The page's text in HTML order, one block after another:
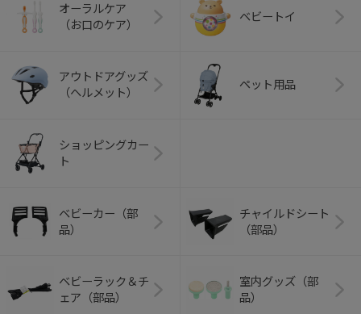
オーラルケア
（お口のケア）
ベビートイ
アウトドアグッズ
（ヘルメット）
ペット用品
ショッピングカー
ト
ベビーカー（部
品）
チャイルドシート
（部品）
ベビーラック＆チ
ェア（部品）
室内グッズ（部
品）